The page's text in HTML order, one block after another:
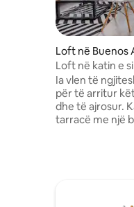
Loft në Buenos
Loft në katin e
dyqaneve në
Ia vlen të
për të arritur
dhe të ajrosur.
tarracë me një
një vaskë me
tjetrën. Zgjidh